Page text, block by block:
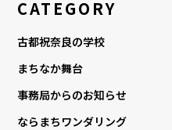
CATEGORY
古都祝奈良の学校
まちなか舞台
事務局からのお知らせ
ならまちワンダリング